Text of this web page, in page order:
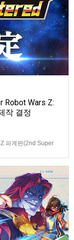
Robot Wars Z:
작 결정
파계편(2nd Super
되었으며, 2012년